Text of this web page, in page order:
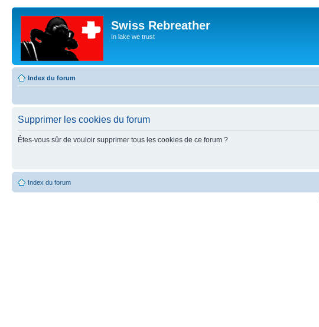
Swiss Rebreather
In lake we trust
Index du forum
Supprimer les cookies du forum
Êtes-vous sûr de vouloir supprimer tous les cookies de ce forum ?
Index du forum